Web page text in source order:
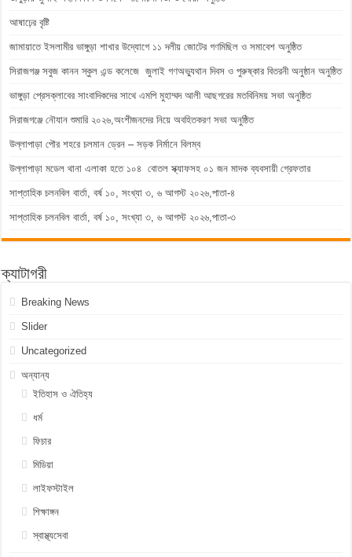
আষাঢ়ের বৃষ্টি
জামায়াতে ইসলামীর ভাঙ্গুড়া শাখার উদ্যোগে ১১ দলীয় জোটের গণমিছিল ও সমাবেশ অনুষ্ঠিত
সিরাজগঞ্জ সবুজ কানন স্কুল এন্ড কলেজে জুলাই গণঅভ্যুথান দিবস ও পুরুষ্কার বিতরনী অনুষ্ঠান অনুষ্ঠিত
ভাঙ্গুড়া প্রেসক্লাবের সাংবাদিকদের সাথে এমপি মুহাম্মদ আলী আছগরের মতবিনিময় সভা অনুষ্ঠিত
সিরাজগঞ্জে নৌযান শুমারি ২০২৬,অংশীজনদের নিয়ে অবহিতকরণ সভা অনুষ্ঠিত
উল্লাপাড়া পৌর শহরে চলমান ড্রেন – সড়ক নির্মানে বিলম্ব
উল্লাপাড়া মডেল থানা এলাকা হতে ১০৪ বোতল স্ক্যাফসহ ০১ জন মাদক ব্যবসায়ী গ্রেফতার
সাপ্তাহিক চলনবিল বার্তা, বর্ষ ১০, সংখ্যা ৩, ৬ আগস্ট ২০২৬,পাতা-৪
সাপ্তাহিক চলনবিল বার্তা, বর্ষ ১০, সংখ্যা ৩, ৬ আগস্ট ২০২৬,পাতা-৩
ক্যাটাগরী
Breaking News
Slider
Uncategorized
অন্যান্য
ইতিহাস ও ঐতিহ্য
ধর্ম
ফিচার
মিডিয়া
লাইফস্টাইল
শিক্ষাঙ্গন
স্বাস্থ্যসেবা